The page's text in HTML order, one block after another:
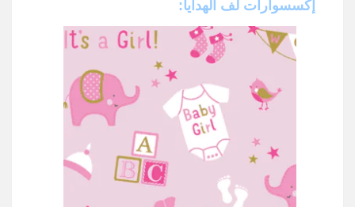
إكسسوارات لف الهدايا: